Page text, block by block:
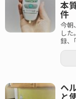
本
件
今朝
し
録、
ヘ
と